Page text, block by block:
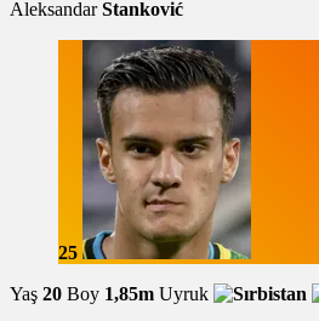
Aleksandar Stanković
25
Yaş 20 Boy 1,85m Uyruk